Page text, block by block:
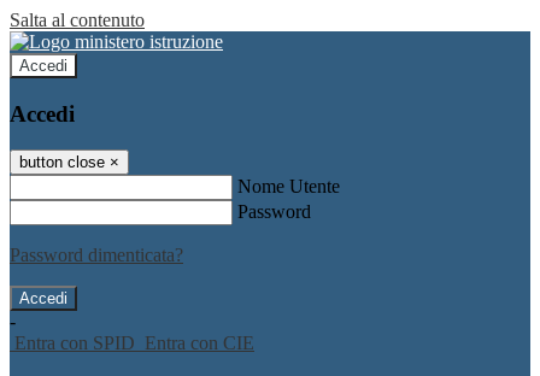
Salta al contenuto
Accedi
Accedi
button close ×
Nome Utente
Password
Password dimenticata?
-
Entra con SPID Entra con CIE